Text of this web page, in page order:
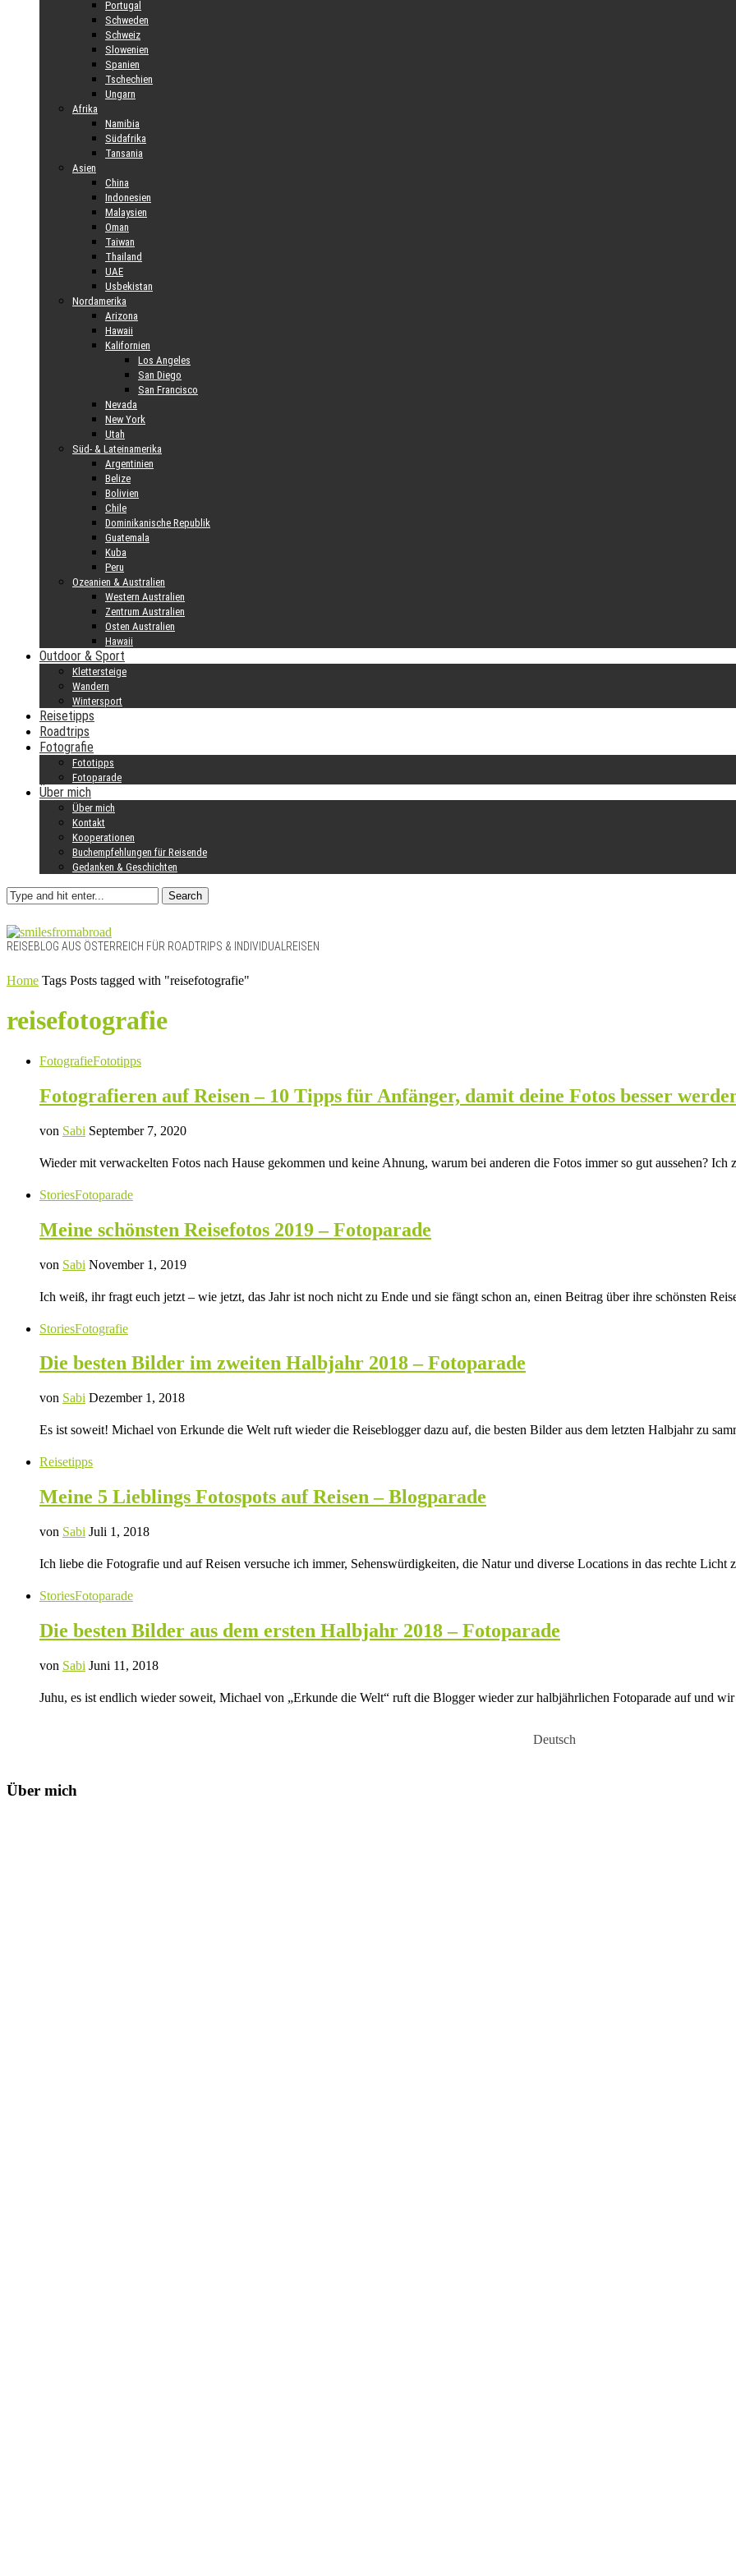
Portugal
Schweden
Schweiz
Slowenien
Spanien
Tschechien
Ungarn
Afrika
Namibia
Südafrika
Tansania
Asien
China
Indonesien
Malaysien
Oman
Taiwan
Thailand
UAE
Usbekistan
Nordamerika
Arizona
Hawaii
Kalifornien
Los Angeles
San Diego
San Francisco
Nevada
New York
Utah
Süd- & Lateinamerika
Argentinien
Belize
Bolivien
Chile
Dominikanische Republik
Guatemala
Kuba
Peru
Ozeanien & Australien
Western Australien
Zentrum Australien
Osten Australien
Hawaii
Outdoor & Sport
Klettersteige
Wandern
Wintersport
Reisetipps
Roadtrips
Fotografie
Fototipps
Fotoparade
Über mich
Über mich
Kontakt
Kooperationen
Buchempfehlungen für Reisende
Gedanken & Geschichten
Search
REISEBLOG AUS ÖSTERREICH FÜR ROADTRIPS & INDIVIDUALREISEN
Home Tags Posts tagged with "reisefotografie"
reisefotografie
FotografieFototipps
Fotografieren auf Reisen – 10 Tipps für Anfänger, damit deine Fotos besser
von Sabi September 7, 2020
Wieder mit verwackelten Fotos nach Hause gekommen und keine Ahnung, warum bei anderen die Fotos immer so gut aussehen?
StoriesFotoparade
Meine schönsten Reisefotos 2019 – Fotoparade
von Sabi November 1, 2019
Ich weiß, ihr fragt euch jetzt – wie jetzt, das Jahr ist noch nicht zu Ende und sie fängt schon an, einen Beitrag über ihre schönsten
StoriesFotografie
Die besten Bilder im zweiten Halbjahr 2018 – Fotoparade
von Sabi Dezember 1, 2018
Es ist soweit! Michael von Erkunde die Welt ruft wieder die Reiseblogger dazu auf, die besten Bilder aus dem letzten Halbjahr zu
Reisetipps
Meine 5 Lieblings Fotospots auf Reisen – Blogparade
von Sabi Juli 1, 2018
Ich liebe die Fotografie und auf Reisen versuche ich immer, Sehenswürdigkeiten, die Natur und diverse Locations in das rechte
StoriesFotoparade
Die besten Bilder aus dem ersten Halbjahr 2018 – Fotoparade
von Sabi Juni 11, 2018
Juhu, es ist endlich wieder soweit, Michael von „Erkunde die Welt“ ruft die Blogger wieder zur halbjährlichen Fotoparade auf und
Deutsch
Über mich